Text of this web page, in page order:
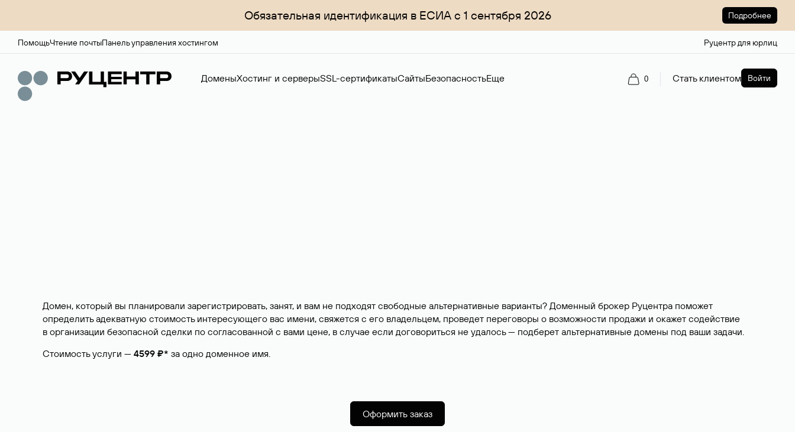
Обязательная идентификация в ЕСИА с 1 сентября 2026 Подробнее
ПомощьЧтение почтыПанель управления хостингом Руцентр для юрлиц
ДоменыХостинг и серверыSSL-сертификатыСайтыБезопасностьЕще 0 Стать клиентом Войти
Домен, который вы планировали зарегистрировать, занят, и вам не подходят свободные альтернативные варианты? Доменный брокер Руцентра поможет
определить адекватную стоимость интересующего вас имени, свяжется с его владельцем, проведет переговоры о возможности продажи и окажет содействие
в организации безопасной сделки по согласованной с вами цене, в случае если договориться не удалось — подберет альтернативные домены под ваши задачи.
Стоимость услуги — 4599 ₽* за одно доменное имя.
Оформить заказ